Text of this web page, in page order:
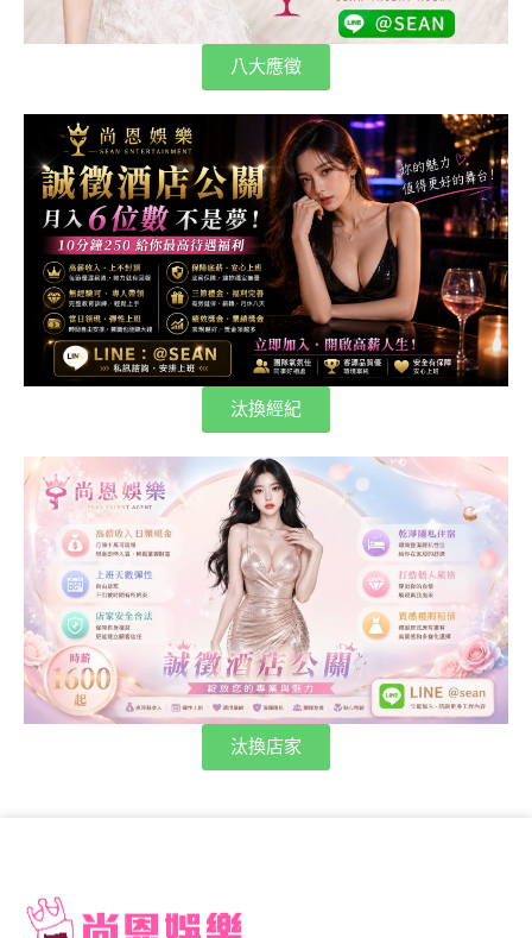
八大應徵
汰換經紀
汰換店家